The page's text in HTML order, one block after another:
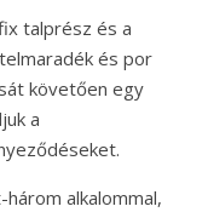
talprész és a
és por
követően egy
a
alkalommal,